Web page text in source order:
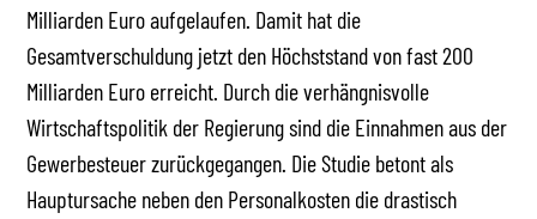
Milliarden Euro aufgelaufen. Damit hat die
Gesamtverschuldung jetzt den Höchststand von fast 200
Milliarden Euro erreicht. Durch die verhängnisvolle
Wirtschaftspolitik der Regierung sind die Einnahmen aus der
Gewerbesteuer zurückgegangen. Die Studie betont als
Hauptursache neben den Personalkosten die drastisch